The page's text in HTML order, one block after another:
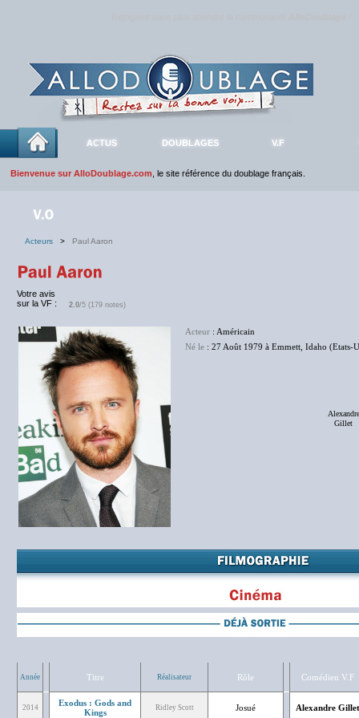
ACTUS DOUBLAGES V.F
Bienvenue sur AlloDoublage.com , le site référence du doublage français.
Acteurs > Paul Aaron
Votre avis
sur la VF :
2.0/5 (179 notes)
Acteur : Américain
Né le : 27 Août 1979 à Emmett, Idaho (Etats-
Alexandre
Gillet
Année Titre Réalisateur Rôle Comédien V.F
2014
Exodus : Gods and
Kings
Ridley Scott Josué Alexandre Gillet